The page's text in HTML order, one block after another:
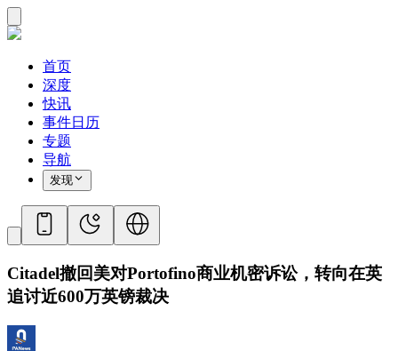
首页
深度
快讯
事件日历
专题
导航
发现
Citadel撤回美对Portofino商业机密诉讼，转向在英
追讨近600万英镑裁决